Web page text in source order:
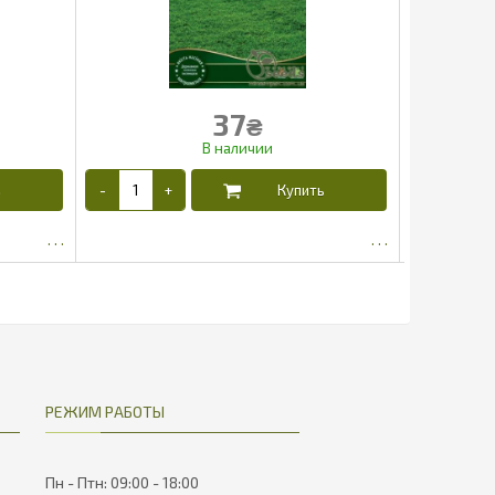
37₴
РЕЖИМ РАБОТЫ
Пн - Птн: 09:00 - 18:00